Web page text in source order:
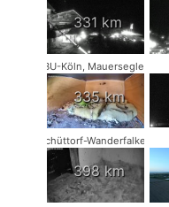
331 km
NABU-Köln, Mauersegler #2
335 km
Schüttorf-Wanderfalken
398 km